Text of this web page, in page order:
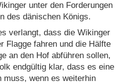
unter den Forderungen
des dänischen Königs.
verlangt, dass die Wikinger
Flagge fahren und die Hälfte
an den Hof abführen sollen,
endgültig klar, dass es eine
muss, wenn es weiterhin